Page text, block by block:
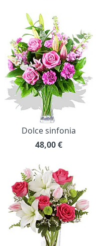
Dolce sinfonia
48,00€